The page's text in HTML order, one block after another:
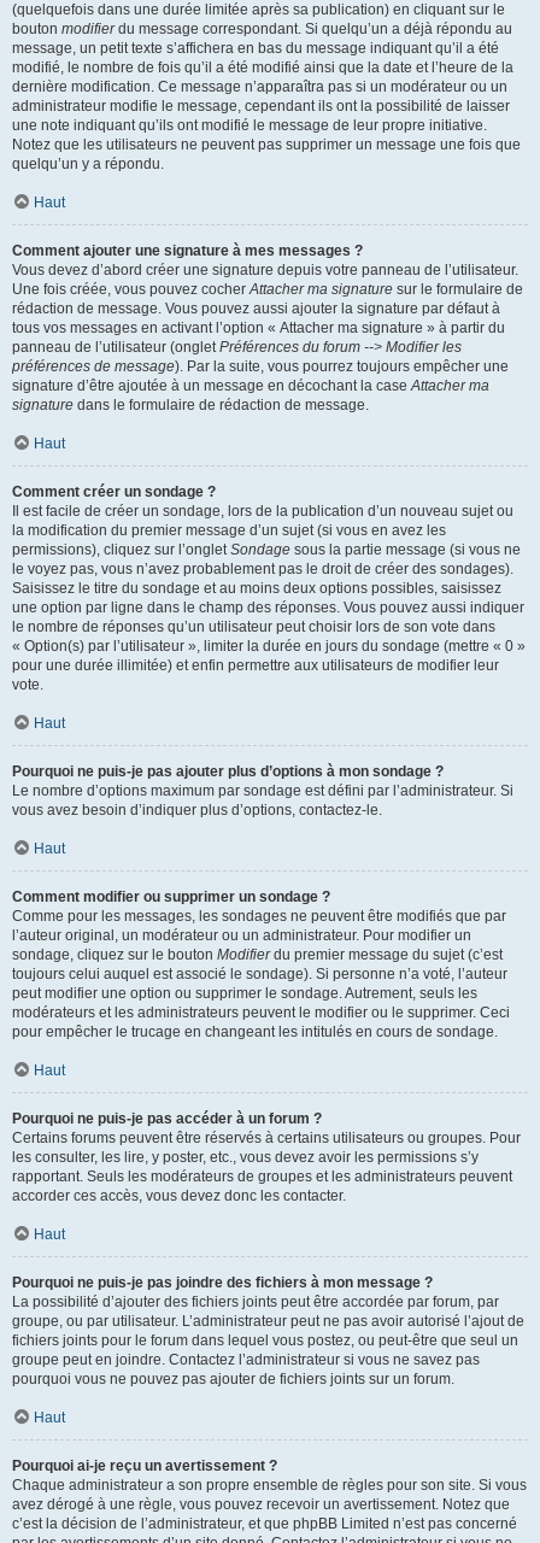
(quelquefois dans une durée limitée après sa publication) en cliquant sur le
bouton modifierdu message correspondant. Si quelqu’un a déjà répondu au
message, un petit texte s’affichera en bas du message indiquant qu’il a été
modifié, le nombre de fois qu’il a été modifié ainsi que la date et l’heure de la
dernière modification. Ce message n’apparaîtra pas si un modérateur ou un
administrateur modifie le message, cependant ils ont la possibilité de laisser
une note indiquant qu’ils ont modifié le message de leur propre initiative.
Notez que les utilisateurs ne peuvent pas supprimer un message une fois que
quelqu’un y a répondu.
Haut
Comment ajouter une signature à mes messages ?
Vous devez d’abord créer une signature depuis votre panneau de l’utilisateur.
Une fois créée, vous pouvez cocherAttacher ma signature sur le formulaire de
rédaction de message. Vous pouvez aussi ajouter la signature par défaut à
tous vos messages en activant l’option « Attacher ma signature » à partir du
panneau de l’utilisateur (ongletPréférences du forum --> Modifier les
préférences de message). Par la suite, vous pourrez toujours empêcher une
signature d’être ajoutée à un message en décochant la caseAttacher ma
signature dans le formulaire de rédaction de message.
Haut
Comment créer un sondage ?
Il est facile de créer un sondage, lors de la publication d’un nouveau sujet ou
la modification du premier message d’un sujet (si vous en avez les
permissions), cliquez sur l’ongletSondage sous la partie message (si vous ne
le voyez pas, vous n’avez probablement pas le droit de créer des sondages).
Saisissez le titre du sondage et au moins deux options possibles, saisissez
une option par ligne dans le champ des réponses. Vous pouvez aussi indiquer
le nombre de réponses qu’un utilisateur peut choisir lors de son vote dans
« Option(s) par l’utilisateur », limiter la durée en jours du sondage (mettre « 0 »
pour une durée illimitée) et enfin permettre aux utilisateurs de modifier leur
vote.
Haut
Pourquoi ne puis-je pas ajouter plus d’options à mon sondage ?
Le nombre d’options maximum par sondage est défini par l’administrateur. Si
vous avez besoin d’indiquer plus d’options, contactez-le.
Haut
Comment modifier ou supprimer un sondage ?
Comme pour les messages, les sondages ne peuvent être modifiés que par
l’auteur original, un modérateur ou un administrateur. Pour modifier un
sondage, cliquez sur le bouton Modifierdu premier message du sujet (c’est
toujours celui auquel est associé le sondage). Si personne n’a voté, l’auteur
peut modifier une option ou supprimer le sondage. Autrement, seuls les
modérateurs et les administrateurs peuvent le modifier ou le supprimer. Ceci
pour empêcher le trucage en changeant les intitulés en cours de sondage.
Haut
Pourquoi ne puis-je pas accéder à un forum ?
Certains forums peuvent être réservés à certains utilisateurs ou groupes. Pour
les consulter, les lire, y poster, etc., vous devez avoir les permissions s’y
rapportant. Seuls les modérateurs de groupes et les administrateurs peuvent
accorder ces accès, vous devez donc les contacter.
Haut
Pourquoi ne puis-je pas joindre des fichiers à mon message ?
La possibilité d’ajouter des fichiers joints peut être accordée par forum, par
groupe, ou par utilisateur. L’administrateur peut ne pas avoir autorisé l’ajout de
fichiers joints pour le forum dans lequel vous postez, ou peut-être que seul un
groupe peut en joindre. Contactez l’administrateur si vous ne savez pas
pourquoi vous ne pouvez pas ajouter de fichiers joints sur un forum.
Haut
Pourquoi ai-je reçu un avertissement ?
Chaque administrateur a son propre ensemble de règles pour son site. Si vous
avez dérogé à une règle, vous pouvez recevoir un avertissement. Notez que
c’est la décision de l’administrateur, et que phpBB Limited n’est pas concerné